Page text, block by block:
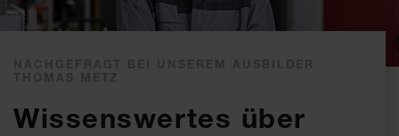
Wissenswertes über